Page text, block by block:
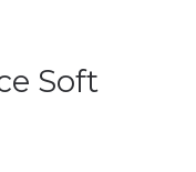
Soft